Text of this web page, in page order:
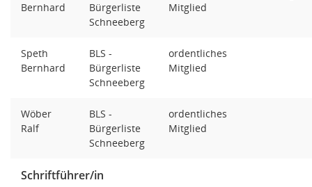
Bernhard
Bürgerliste
Schneeberg
Mitglied
Speth
Bernhard
BLS -
Bürgerliste
Schneeberg
ordentliches
Mitglied
Wöber
Ralf
BLS -
Bürgerliste
Schneeberg
ordentliches
Mitglied
Schriftführer/in